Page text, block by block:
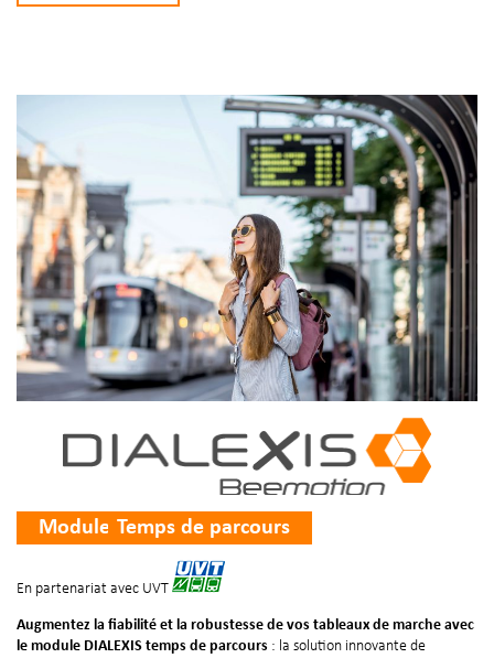
Module Temps de parcours
En partenariat avec UVT
Augmentez la fiabilité et la robustesse de vos tableaux de marche avec
le module DIALEXIS temps de parcours : la solution innovante de